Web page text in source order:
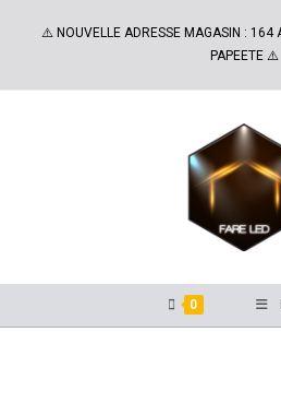
⚠️ NOUVELLE ADRESSE MAGASIN :
PAPEETE ⚠️
0